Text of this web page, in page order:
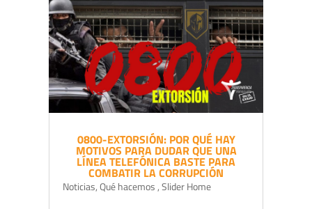
0800-EXTORSIÓN: POR QUÉ HAY
MOTIVOS PARA DUDAR QUE UNA
LÍNEA TELEFÓNICA BASTE PARA
COMBATIR LA CORRUPCIÓN
Noticias,Qué hacemos,Slider Home